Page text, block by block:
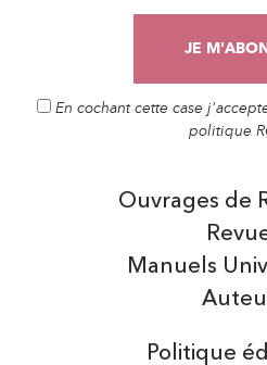
En cochant cette case
politique
Manuels
Ouvrages de
Politique